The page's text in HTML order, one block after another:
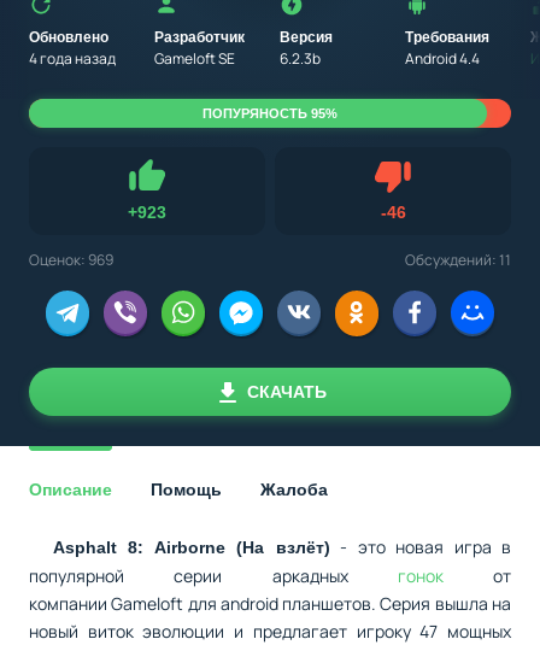
Обновлено
4 года назад
Разработчик
Gameloft SE
Версия
6.2.3b
Требования
Android 4.4
+923
Нравится
-46Не нравится
Оценок: 969 Обсуждений: 11
ПОПУРЯНОСТЬ 95%
СКАЧАТЬ
Описание Помощь Жалоба
Asphalt 8: Airborne (На взлёт) - это новая игра в
популярной серии аркадных гонокот
компании Gameloft для android планшетов. Серия вышла на
новый виток эволюции и предлагает игроку 47 мощных